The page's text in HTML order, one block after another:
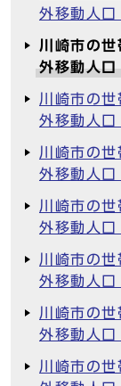
外移動人
川崎市の
外移動人
川崎市の
外移動人
川崎市の
外移動人
川崎市の
外移動人
川崎市の
外移動人
川崎市の
外移動人
川崎市の